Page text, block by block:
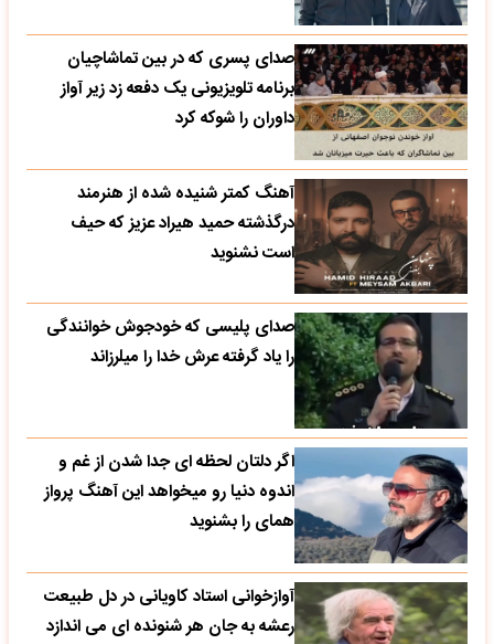
صدای پسری که در بین تماشاچیان
برنامه تلویزیونی یک دفعه زد زیر آواز
داوران را شوکه کرد
آهنگ کمتر شنیده شده از هنرمند
درگذشته حمید هیراد عزیز که حیف
است نشنوید
صدای پلیسی که خودجوش خوانندگی
را یاد گرفته عرش خدا را میلرزاند
اگر دلتان لحظه ای جدا شدن از غم و
اندوه دنیا رو میخواهد این آهنگ پرواز
همای را بشنوید
آوازخوانی استاد کاویانی در دل طبیعت
رعشه به جان هر شنونده ای می اندازد